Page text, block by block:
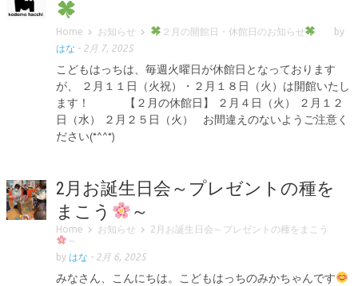
Home お知らせ ２月の開館日・休館日のお知らせ
by
はな - 2月 7, 2025
こどもはっちは、毎週火曜日が休館日となっております
が、 ２月１１日（火祝）・２月１８日（火）は開館いたし
ます！ 【２月の休館日】 ２月４日（火） ２月１２
日（水） ２月２５日（火） お間違えのないようご注意く
ださい(*^^*)
2月お誕生日会～プレゼントの種を
まこう
～
Home お知らせ
2月お誕生日会～プレゼントの種をまこう
～
by はな - 2月 6, 2025
みなさん、こんにちは。こどもはっちのみかちゃんです